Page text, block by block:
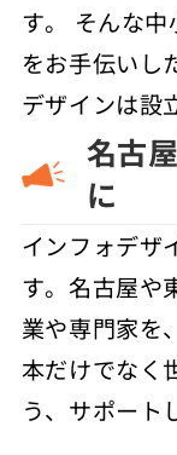
す。 そんな
をお手伝いし
デザインは設
名古
に
インフォデザ
す。名古屋や
業や専門家を
本だけでなく
う、サポート